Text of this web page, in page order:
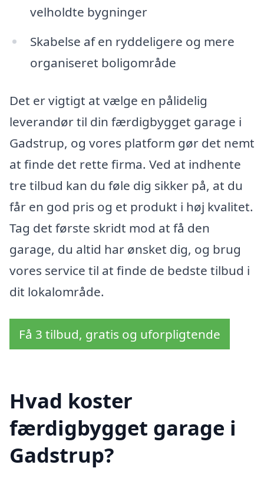
velholdte bygninger
Skabelse af en ryddeligere og mere
organiseret boligområde
Det er vigtigt at vælge en pålidelig
leverandør til din færdigbygget garage i
Gadstrup, og vores platform gør det nemt
at finde det rette firma. Ved at indhente
tre tilbud kan du føle dig sikker på, at du
får en god pris og et produkt i høj kvalitet.
Tag det første skridt mod at få den
garage, du altid har ønsket dig, og brug
vores service til at finde de bedste tilbud i
dit lokalområde.
Få 3 tilbud, gratis og uforpligtende
Hvad koster
færdigbygget garage i
Gadstrup?